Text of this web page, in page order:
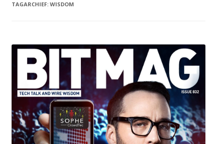
TAGARCHIEF: WISDOM